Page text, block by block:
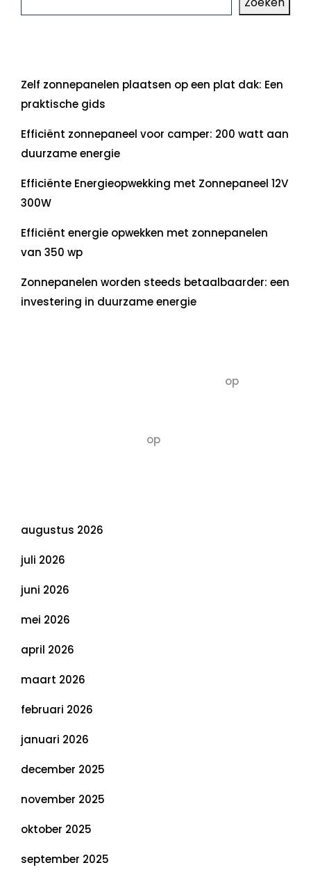
Zelf zonnepanelen plaatsen op een plat dak: Een
praktische gids
Efficiënt zonnepaneel voor camper: 200 watt aan
duurzame energie
Efficiënte Energieopwekking met Zonnepaneel 12V
300W
Efficiënt energie opwekken met zonnepanelen
van 350 wp
Zonnepanelen worden steeds betaalbaarder: een
investering in duurzame energie
op
op
augustus 2026
juli 2026
juni 2026
mei 2026
april 2026
maart 2026
februari 2026
januari 2026
december 2025
november 2025
oktober 2025
september 2025